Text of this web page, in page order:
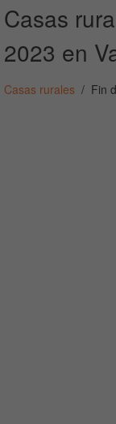
Casas
2023 en
Casas rurales Fin